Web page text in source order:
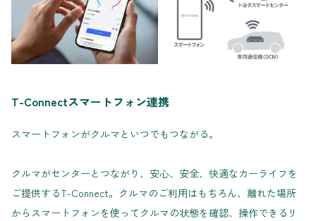
T-Connectスマートフォン連携
スマートフォンがクルマといつでもつながる。
クルマがセンターとつながり、安心、安全、快適なカーライフを
ご提供するT-Connect。クルマのご利用はもちろん、離れた場所
からスマートフォンを使ってクルマの状態を確認、操作できるリ